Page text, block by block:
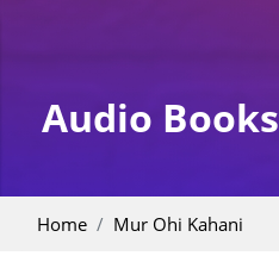
Audio Books
Home Mur Ohi Kahani